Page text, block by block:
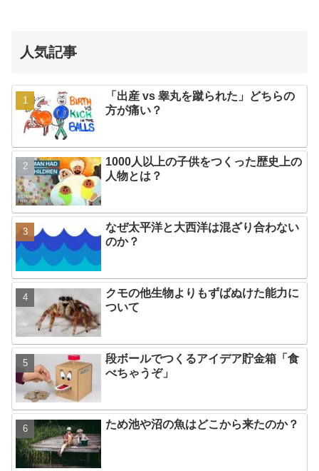
人気記事
「出産 vs 睾丸を蹴られた」どちらの
方が痛い？
1000人以上の子供をつくった歴史上の
人物とは？
なぜ太平洋と大西洋は混ざり合わない
のか？
クモの他生物よりもずばぬけた能力に
ついて
段ボールでつくるアイデア貯金箱「食
べちゃうぞ」
ため池や沼の魚はどこから来たのか？